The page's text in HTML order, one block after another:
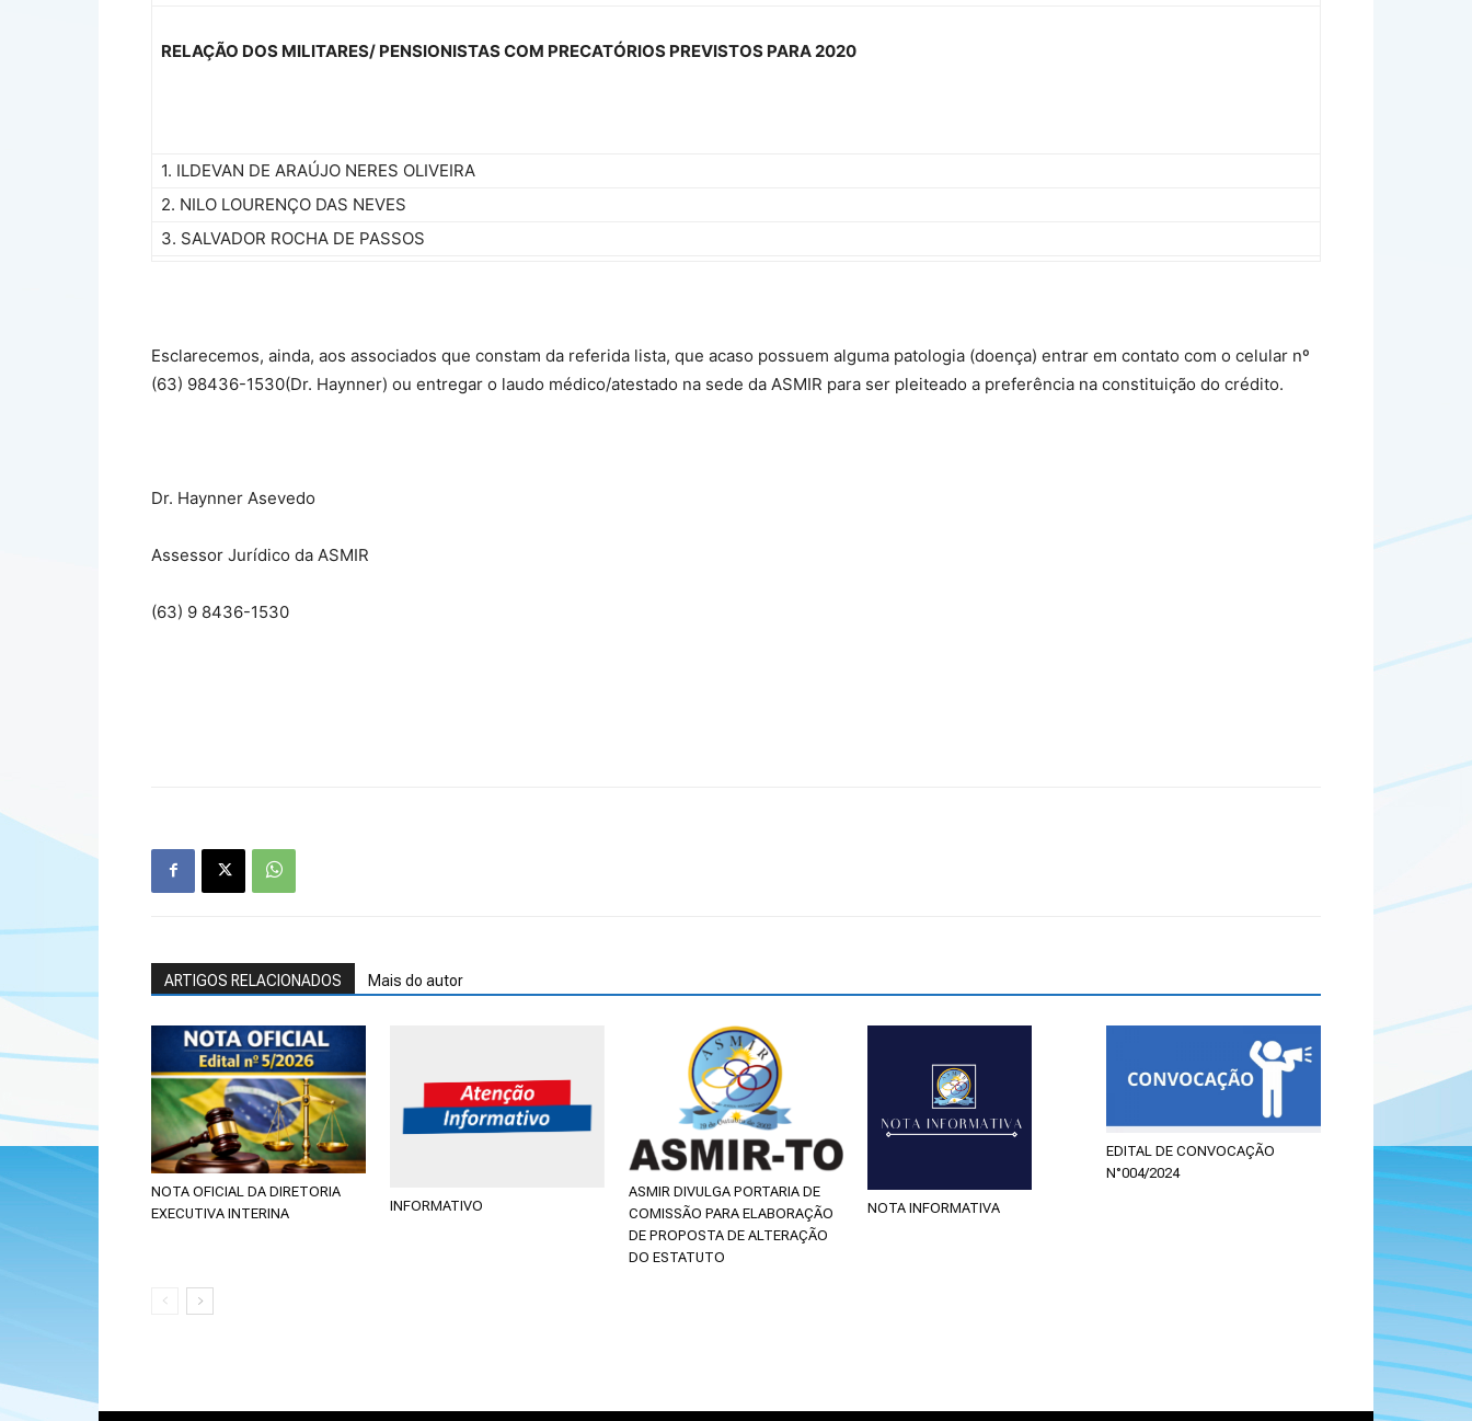
RELAÇÃO DOS MILITARES/ PENSIONISTAS COM PRECATÓRIOS PREVISTOS PARA 2020
1. ILDEVAN DE ARAÚJO NERES OLIVEIRA
2. NILO LOURENÇO DAS NEVES
3. SALVADOR ROCHA DE PASSOS
Esclarecemos, ainda, aos associados que constam da referida lista, que acaso possuem alguma patologia (doença) entrar em contato com o celular nº
(63) 98436-1530(Dr. Haynner) ou entregar o laudo médico/atestado na sede da ASMIR para ser pleiteado a preferência na constituição do crédito.
Dr. Haynner Asevedo
Assessor Jurídico da ASMIR
(63) 9 8436-1530
ARTIGOS RELACIONADOS Mais do autor
NOTA OFICIAL DA DIRETORIA
EXECUTIVA INTERINA
INFORMATIVO
ASMIR DIVULGA PORTARIA DE
COMISSÃO PARA ELABORAÇÃO
DE PROPOSTA DE ALTERAÇÃO
DO ESTATUTO
NOTA INFORMATIVA
EDITAL DE CONVOCAÇÃO
N°004/2024